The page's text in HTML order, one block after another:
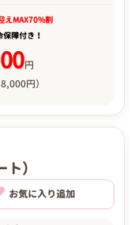
えMAX70%割
障付き！
円
円）
）
お気に入り追加